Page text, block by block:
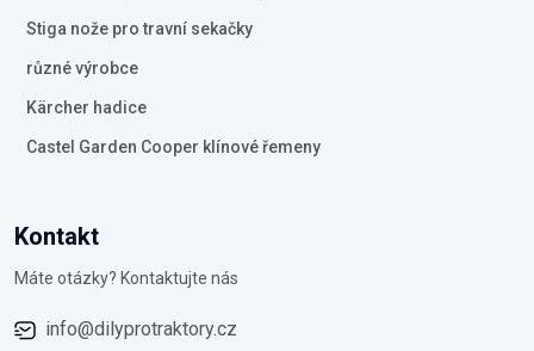
Stiga nože pro travní sekačky
různé výrobce
Kärcher hadice
Castel Garden Cooper klínové řemeny
Kontakt
Máte otázky? Kontaktujte nás
info@dilyprotraktory.cz